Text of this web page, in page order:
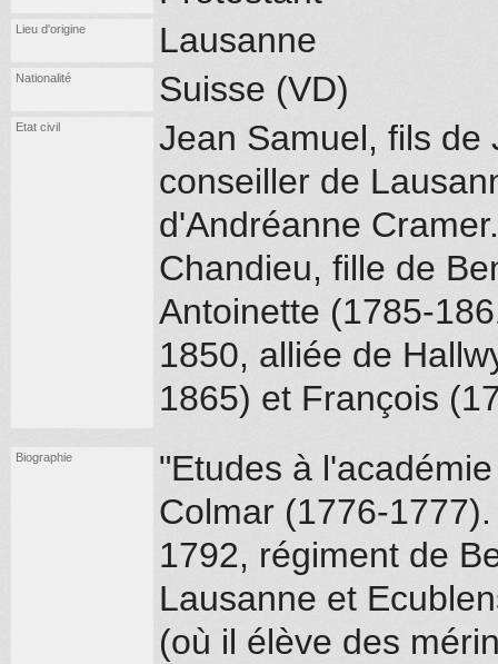
Lieu d'origine Lausanne
Nationalité Suisse (VD)
Etat civil
Jean Samuel, fils de
conseiller de
d'Andréanne
Chandieu, fille de
Antoinette (1785-
1850, alliée de
1865) et François
Biographie
"Etudes à
Colmar (1776-
1792, régiment de
Lausanne et
(où il élève des